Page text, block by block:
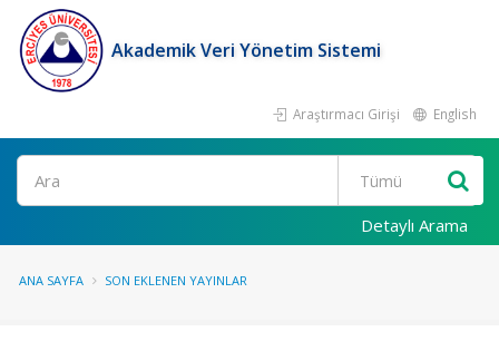
Akademik Veri Yönetim Sistemi
Araştırmacı Girişi English
Ara
Detaylı Arama
ANA SAYFA SON EKLENEN YAYINLAR